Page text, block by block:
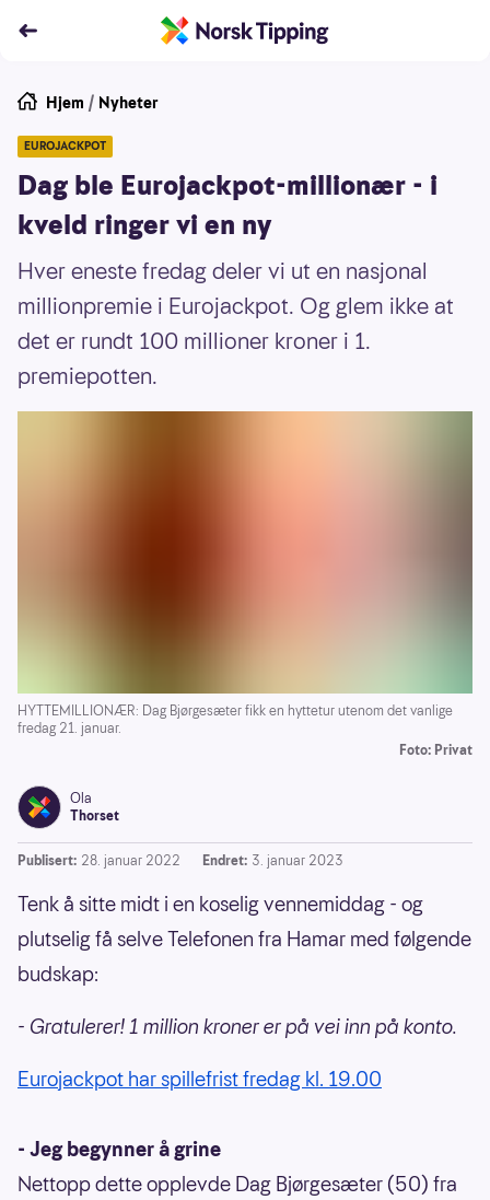
Hjem / Nyheter
EUROJACKPOT
Dag ble Eurojackpot-millionær - i
kveld ringer vi en ny
Hver eneste fredag deler vi ut en nasjonal
millionpremie i Eurojackpot. Og glem ikke at
det er rundt 100 millioner kroner i 1.
premiepotten.
HYTTEMILLIONÆR: Dag Bjørgesæter fikk en hyttetur utenom det vanlige
fredag 21. januar.
Foto: Privat
Ola
Thorset
Publisert: 28. januar 2022 Endret: 3. januar 2023
Tenk å sitte midt i en koselig vennemiddag - og
plutselig få selve Telefonen fra Hamar med følgende
budskap:
- Gratulerer! 1 million kroner er på vei inn på konto.
Eurojackpot har spillefrist fredag kl. 19.00
- Jeg begynner å grine
Nettopp dette opplevde Dag Bjørgesæter (50) fra